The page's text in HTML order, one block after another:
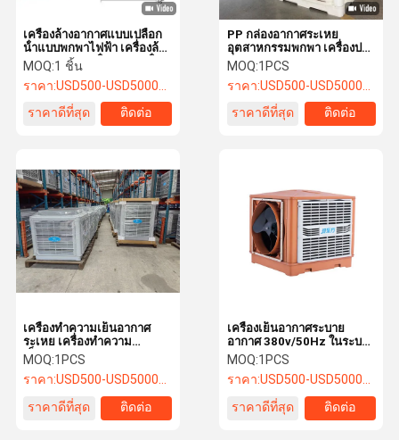
เครื่องล้างอากาศแบบเปลือก
น้ําแบบพกพาไฟฟ้า เครื่องล้าง
อากาศแบบพกน้ําแบบพกน้ํา
เครื่องล้างอากาศแบบพกน้ํา
แบบพกน้ําแบบพกน้ําแบบพก
ไฟฟ้า เครื่องล้างอากาศแบบ
พกน้ําแบบพกน้ําแบบพกไฟฟ้า
เครื่องล้างอากาศแบบพกน้ํา
เครื่องล้างอากาศแบบพกน้ํา
แบบพกน้ําแบบพกน้ําแบบพก
น้ํา เครื่องล้างอากาศแบบพก
น้ําแบบพกน้ําแบบพกน้ําแบบ
พกน้ํา เครื่องล้างอากาศแบบ
พกน้ําแบบพกน้ําแบบพกน้ํา
เครื่องล้างอากาศแบบพกน้ํา
แบบพกน้ํา เครื่องล้างอากาศ
แบบพกน้ําเครื่องล้างอากาศ
แบบพกน้ําเครื่องล้างอากาศ
MOQ:1 ชิ้น
ราคา:USD500-USD5000/SET
ราคาดีที่สุด
ติดต่อ
PP กล่องอากาศระเหย
อุตสาหกรรมพกพา เครื่องปรับ
อากาศ 1.1kw 2.2kw 3kw
4kw สําหรับการระเหย
MOQ:1PCS
ราคา:USD500-USD5000/SET
ราคาดีที่สุด
ติดต่อ
เครื่องทําความเย็นอากาศ
ระเหย เครื่องทําความ
เย็นอากาศอุตสาหกรรมพกพา
40000 Cfm เครื่องทําความ
เย็นระเหยอุตสาหกรรม
MOQ:1PCS
ราคา:USD500-USD5000/SET
ราคาดีที่สุด
ติดต่อ
เครื่องเย็นอากาศระบาย
อากาศ 380v/50Hz ในระบบ
อากาศ
MOQ:1PCS
ราคา:USD500-USD5000/SET
ราคาดีที่สุด
ติดต่อ